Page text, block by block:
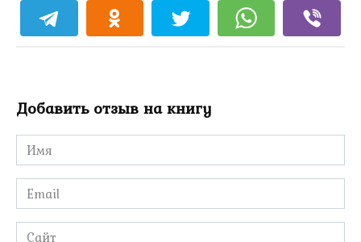
Добавить отзыв на книгу
Имя
*
Email
*
Сайт